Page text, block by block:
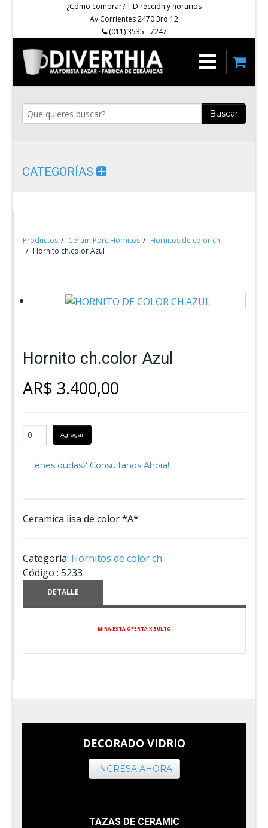
¿Cómo comprar? | Dirección y horarios
Av.Corrientes 2470 3ro.12
(011) 3535 - 7247
Buscar
CATEGORÍAS
Productos Cerám.Porc.Hornitos
Hornitos de color ch.
Hornito ch.color Azul
Hornito ch.color Azul
AR$ 3.400,00
Agregar
Tenes dudas? Consultanos Ahora!
Ceramica lisa de color *A*
Categoría: Hornitos de color ch.
Código : 5233
DETALLE
MIRA ESTA OFERTA X BULTO
DECORADO VIDRIO
INGRESA AHORA
TAZAS DE CERAMIC